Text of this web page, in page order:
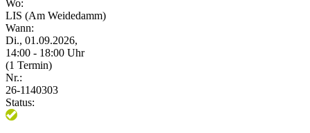
Wo:
LIS (Am Weidedamm)
Wann:
Di., 01.09.2026,
14:00 - 18:00 Uhr
(1 Termin)
Nr.:
26-1140303
Status: